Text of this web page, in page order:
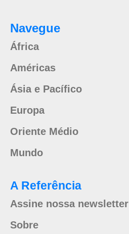
Navegue
África
Américas
Ásia e Pacífico
Europa
Oriente Médio
Mundo
A Referência
Assine nossa newsletter
Sobre